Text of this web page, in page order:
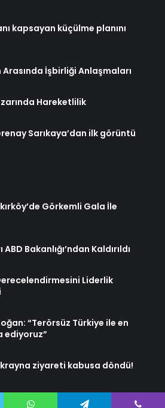
kapsayan küçülme planını
İşbirliği Anlaşmaları
Hareketlilik
Sarıkaya’dan ilk görüntü
Görkemli Gala İle
Bakanlığı’ndan Kaldırıldı
Liderlik
“Terörsüz Türkiye ile en
ediyoruz”
ziyareti kabusa döndü!